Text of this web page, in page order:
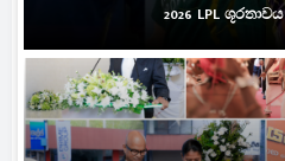
2026 LPL